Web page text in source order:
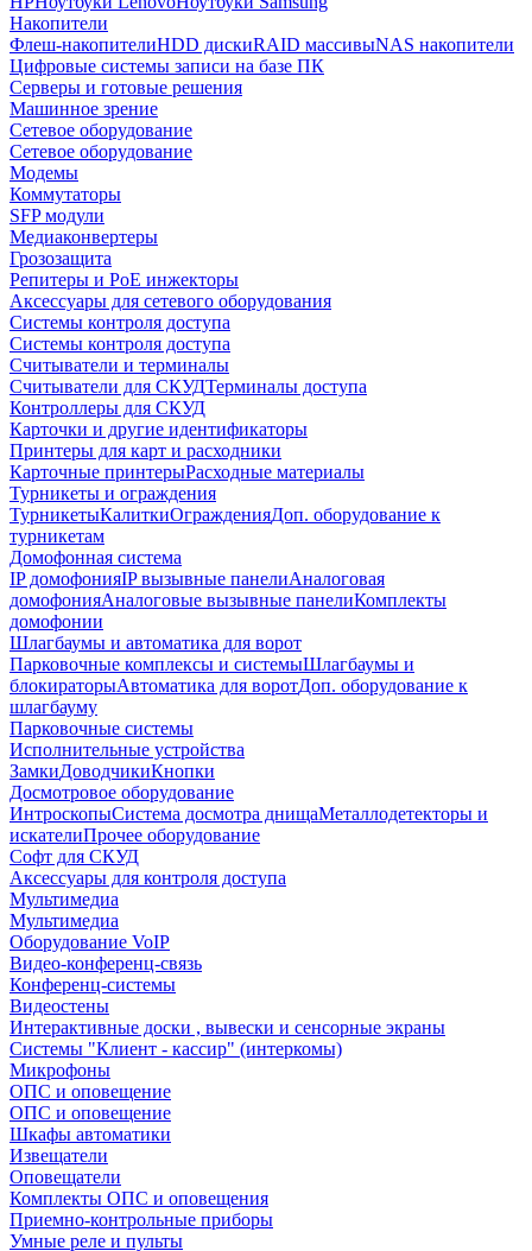
Накопители
Флеш-накопителиHDD дискиRAID массивыNAS накопители
Цифровые системы записи на базе ПК
Серверы и готовые решения
Машинное зрение
Сетевое оборудование
Сетевое оборудование
Модемы
Коммутаторы
SFP модули
Медиаконвертеры
Грозозащита
Репитеры и PoE инжекторы
Аксессуары для сетевого оборудования
Системы контроля доступа
Системы контроля доступа
Считыватели и терминалы
Считыватели для СКУДТерминалы доступа
Контроллеры для СКУД
Карточки и другие идентификаторы
Принтеры для карт и расходники
Карточные принтерыРасходные материалы
Турникеты и ограждения
ТурникетыКалиткиОгражденияДоп. оборудование к
турникетам
Домофонная система
IP домофонияIP вызывные панелиАналоговая
домофонияАналоговые вызывные панелиКомплекты
домофонии
Шлагбаумы и автоматика для ворот
Парковочные комплексы и системыШлагбаумы и
блокираторыАвтоматика для воротДоп. оборудование к
шлагбауму
Парковочные системы
Исполнительные устройства
ЗамкиДоводчикиКнопки
Досмотровое оборудование
ИнтроскопыСистема досмотра днищаМеталлодетекторы и
искателиПрочее оборудование
Софт для СКУД
Аксессуары для контроля доступа
Мультимедиа
Мультимедиа
Оборудование VoIP
Видео-конференц-связь
Конференц-системы
Видеостены
Интерактивные доски , вывески и сенсорные экраны
Системы "Клиент - кассир" (интеркомы)
Микрофоны
ОПС и оповещение
ОПС и оповещение
Шкафы автоматики
Извещатели
Оповещатели
Комплекты ОПС и оповещения
Приемно-контрольные приборы
Умные реле и пульты